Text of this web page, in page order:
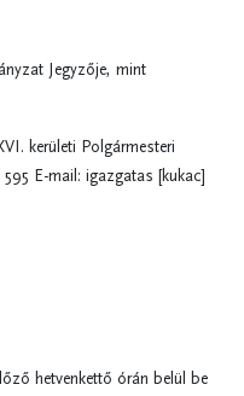
Jegyzője, mint
kerületi Polgármesteri
E-mail: igazgatas [kukac]
hetvenkettő órán belül be